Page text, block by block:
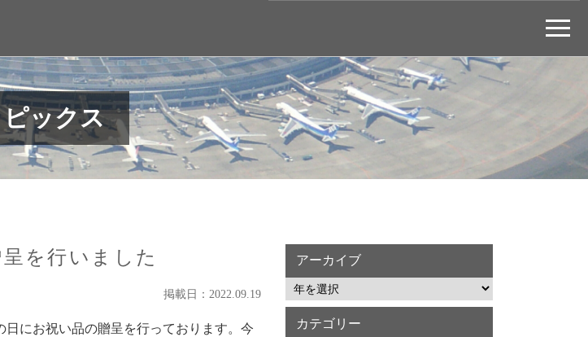
ピックス
を行いました
掲載日：2022.09.19
にお祝い品の贈呈を行っております。今
アーカイブ
カテゴリー